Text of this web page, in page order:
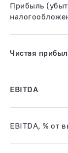
Прибыль
Чистая
EBITDA
EBITDA, % от